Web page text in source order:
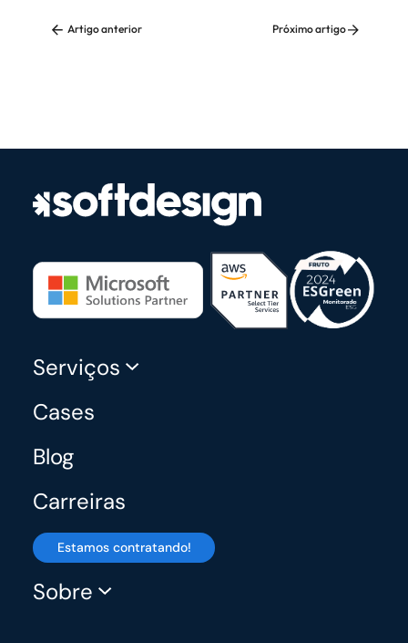
Artigo anterior Próximo artigo
Serviços
Cases
Blog
Carreiras
Estamos contratando!
Sobre